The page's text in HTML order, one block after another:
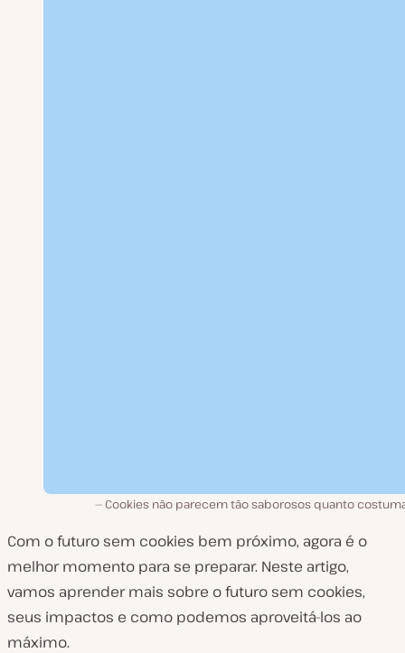
Cookies não parecem tão saborosos quanto
Com o futuro sem cookies bem próximo, agora é o
melhor momento para se preparar. Neste artigo,
vamos aprender mais sobre o futuro sem cookies,
seus impactos e como podemos aproveitá-los ao
máximo.